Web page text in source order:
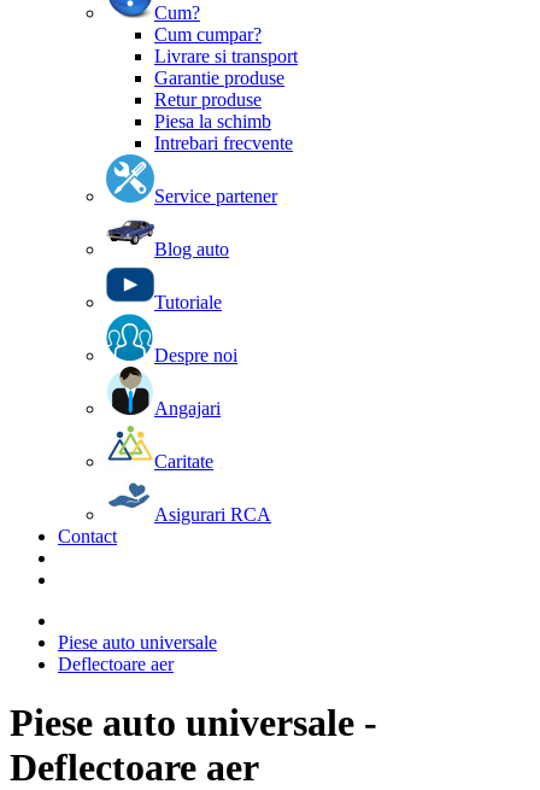
Cum?
Cum cumpar?
Livrare si transport
Garantie produse
Retur produse
Piesa la schimb
Intrebari frecvente
Service partener
Blog auto
Tutoriale
Despre noi
Angajari
Caritate
Asigurari RCA
Contact
Piese auto universale
Deflectoare aer
Piese auto universale -
Deflectoare aer